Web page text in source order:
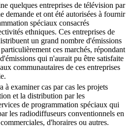
quelques entreprises de télévision par
demande et ont été autorisées à fournir
spéciaux consacrés
ethniques. Ces entreprises de
un grand nombre d'émissions
ces marchés, répondant
qui n'aurait pu être satisfaite
communautaires de ces entreprises
à examiner cas par cas les projets
et la distribution par les
de programmation spéciaux qui
les radiodiffuseurs conventionnels en
d'horaires ou autres.